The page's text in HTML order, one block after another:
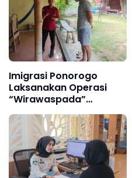
Imigrasi Ponorogo
Laksanakan Operasi
“Wirawaspada”
Asing Tahun 2025